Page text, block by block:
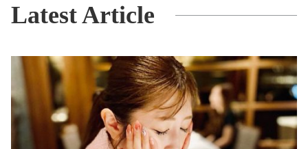
Latest Article